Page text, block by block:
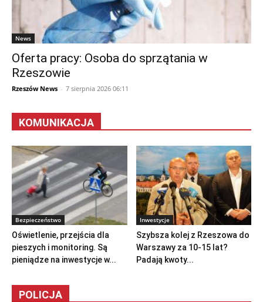
News
Oferta pracy: Osoba do sprzątania w
Rzeszowie
Rzeszów News - 7 sierpnia 2026 06:11
KOMUNIKACJA
Bezpieczeństwo
Oświetlenie, przejścia dla
pieszych i monitoring. Są
pieniądze na inwestycje w...
Inwestycje
Szybsza kolej z Rzeszowa do
Warszawy za 10-15 lat?
Padają kwoty...
POLICJA